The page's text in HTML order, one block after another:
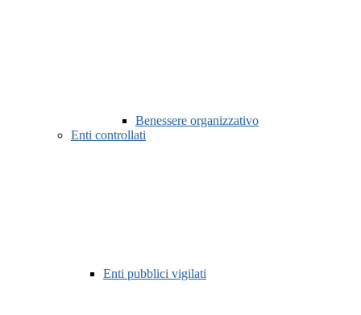
Benessere organizzativo
Enti controllati
Enti pubblici vigilati